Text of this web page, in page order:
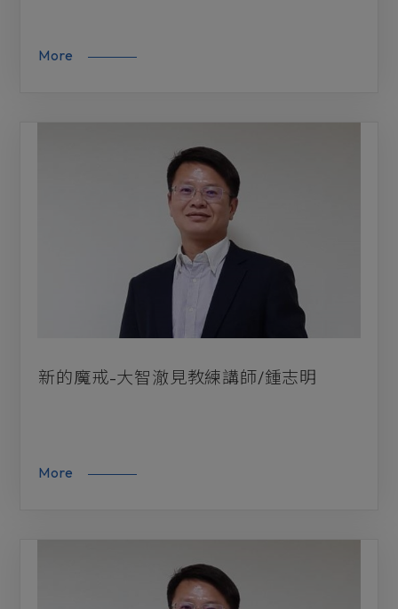
More
新的魔戒-大智澈見教練講師/鍾志明
More